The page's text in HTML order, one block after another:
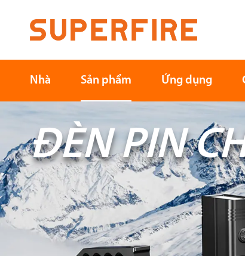
Nhà Sản phẩm Ứng dụng
Ngoài trời Ngành công
Bắc Mỹ Nam Mỹ
ĐÈN PIN